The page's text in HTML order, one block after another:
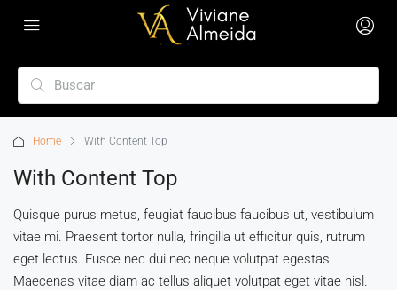
Home With Content Top
With Content Top
Quisque purus metus, feugiat faucibus faucibus ut, vestibulum
vitae mi. Praesent tortor nulla, fringilla ut efficitur quis, rutrum
eget lectus. Fusce nec dui nec neque volutpat egestas.
Maecenas vitae diam ac tellus aliquet volutpat eget vitae nisl.